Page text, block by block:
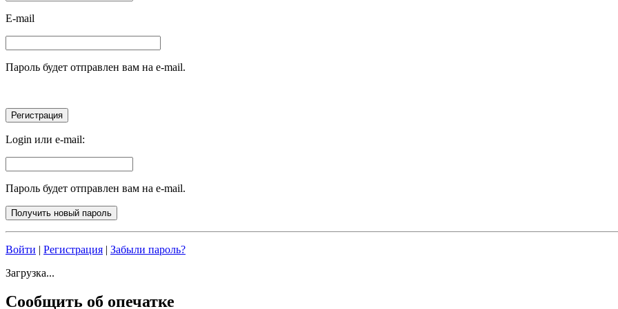
E-mail
Пароль будет отправлен вам на e-mail.
Login или e-mail:
Пароль будет отправлен вам на e-mail.
Войти | Регистрация | Забыли пароль?
Загрузка...
Сообщить об опечатке